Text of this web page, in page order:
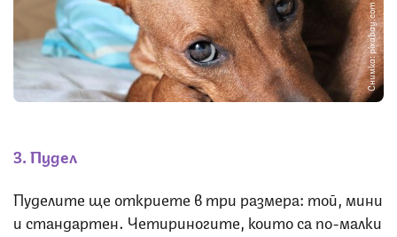
Снимка: pixabay.com
3. Пудел
Пуделите ще откриете в три размера: той, мини
и стандартен. Четириногите, които са по-малки